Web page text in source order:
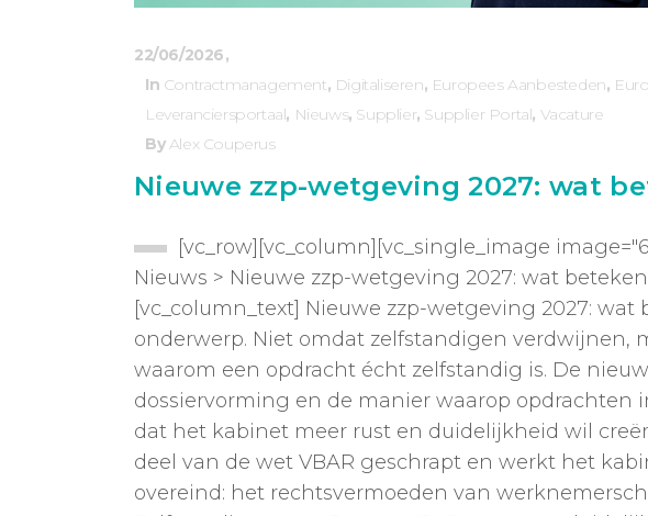
22/06/2026
In Contractmanagement, Digitaliseren, Europees Aanbesteden,
Leveranciersportaal, Nieuws, Supplier, Supplier Portal, Vacature
ByAlex Couperus
Nieuwe zzp-wetgeving 2027: wat
[vc_row][vc_column][vc_single_image
Nieuws > Nieuwe zzp-wetgeving 2027: wat
[vc_column_text] Nieuwe zzp-wetgeving 2027:
onderwerp. Niet omdat zelfstandigen
waarom een opdracht écht zelfstandig is. De
dossiervorming en de manier waarop
dat het kabinet meer rust en duidelijkheid wil
deel van de wet VBAR geschrapt en werkt het
overeind: het rechtsvermoeden van